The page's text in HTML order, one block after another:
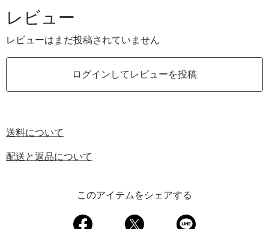
レビュー
レビューはまだ投稿されていません
ログインしてレビューを投稿
送料について
配送と返品について
このアイテムをシェアする